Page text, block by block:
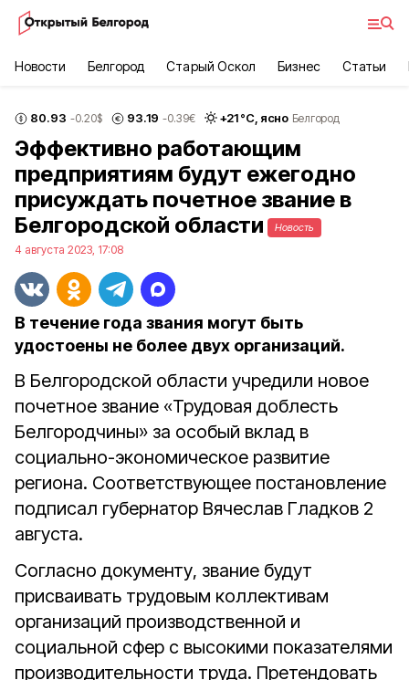
Новости Белгород Старый Оскол Бизнес Статьи
80.93 -0.20$ 93.19 -0.39€ +21°С, ясно Белгород
Эффективно работающим
предприятиям будут ежегодно
присуждать почетное звание в
Белгородской области
Новость
4 августа 2023, 17:08
В течение года звания могут быть
удостоены не более двух организаций.
В Белгородской области учредили новое
почетное звание «Трудовая доблесть
Белгородчины» за особый вклад в
социально-экономическое развитие
региона. Соответствующее постановление
подписал губернатор Вячеслав Гладков 2
августа.
Согласно документу, звание будут
присваивать трудовым коллективам
организаций производственной и
социальной сфер с высокими показателями
производительности труда. Претендовать